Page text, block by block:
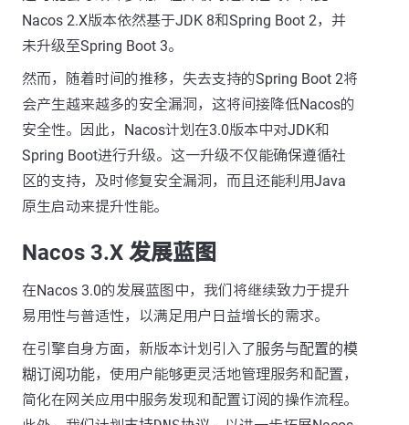
Nacos 2.X版本依然基于JDK 8和Spring Boot 2，并
未升级至Spring Boot 3。
然而，随着时间的推移，失去支持的Spring Boot 2将
会产生越来越多的安全漏洞，这将间接降低Nacos的
安全性。因此，Nacos计划在3.0版本中对JDK和
Spring Boot进行升级。这一升级不仅能确保遵循社
区的支持，及时修复安全漏洞，而且还能利用Java
原生启动来提升性能。
Nacos 3.X 发展蓝图
在Nacos 3.0的发展蓝图中，我们将继续致力于提升
易用性与普适性，以满足用户日益增长的需求。
在引擎自身方面，新版本计划引入了服务与配置的模
糊订阅功能，使用户能够更灵活地管理服务和配置，
简化在网关应用中服务发现和配置订阅的操作流程。